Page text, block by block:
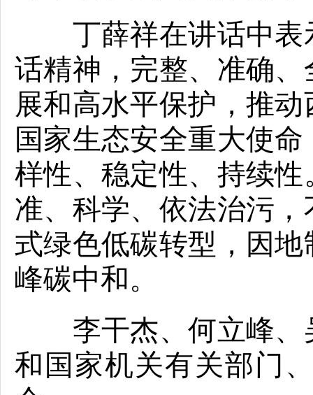
丁薛祥在讲话中表
话精神，完整、准确
展和高水平保护，推
国家生态安全重大使
样性、稳定性、持续
准、科学、依法治污
式绿色低碳转型，因
峰碳中和。
李干杰、何立峰、
和国家机关有关部门